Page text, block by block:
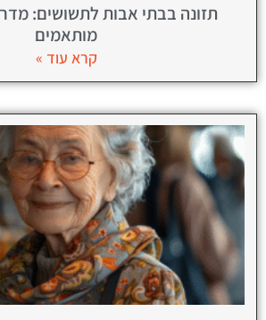
תזונה בבתי אבות לתשושים:
מותאמים
קרא עוד »